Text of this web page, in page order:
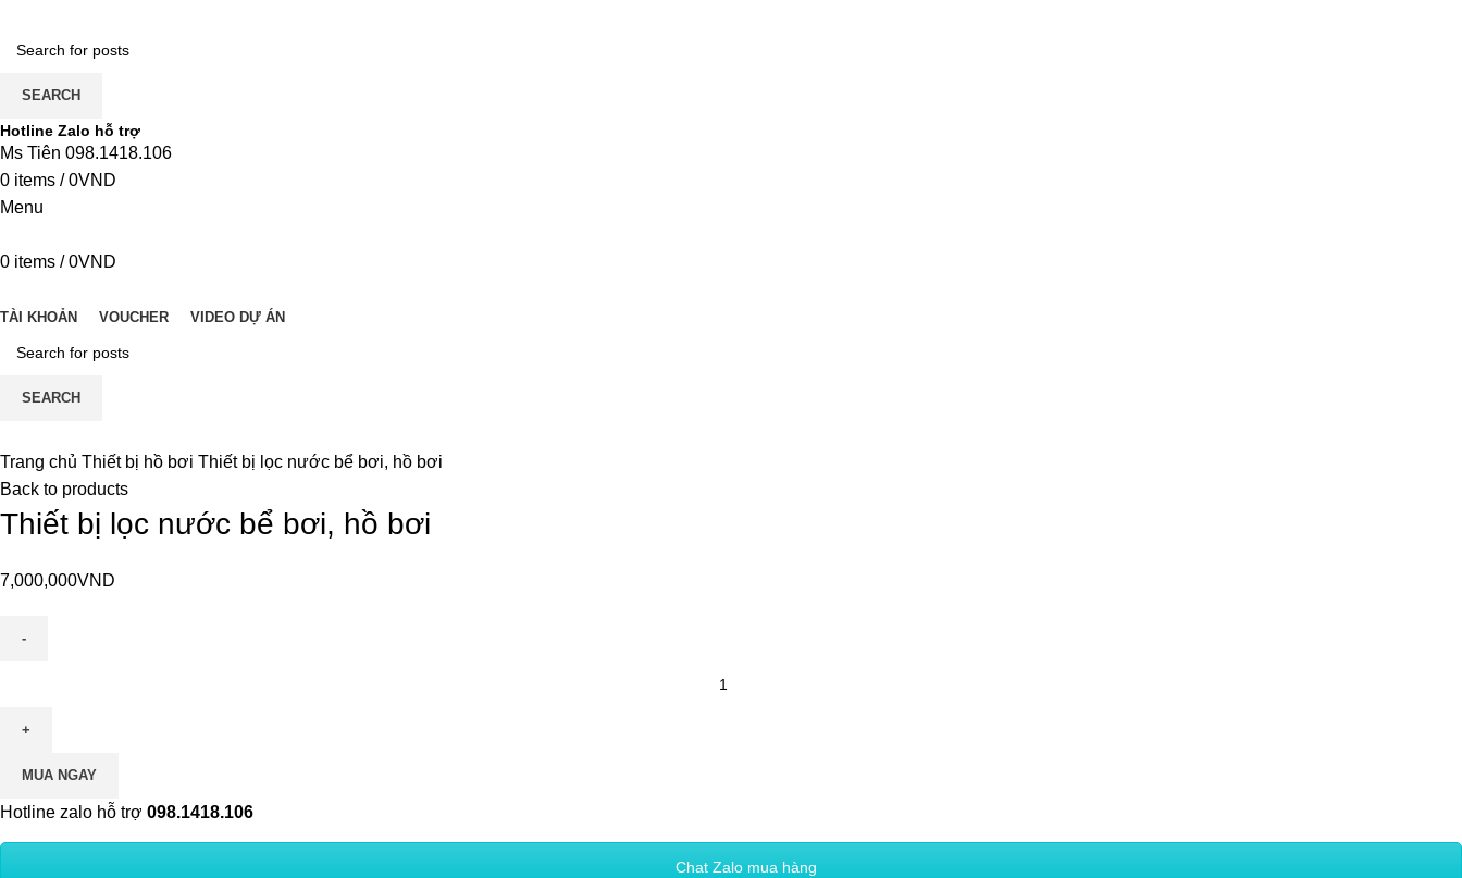
SEARCH
Hotline Zalo hỗ trợ
Ms Tiên 098.1418.106
0 items / 0VND
Menu
0 items / 0VND
TÀI KHOẢN VOUCHER VIDEO DỰ ÁN
SEARCH
Trang chủ Thiết bị hồ bơi Thiết bị lọc nước bể bơi, hồ bơi
Back to products
Thiết bị lọc nước bể bơi, hồ bơi
7,000,000VND
MUA NGAY
Hotline zalo hỗ trợ 098.1418.106
Chat Zalo mua hàng